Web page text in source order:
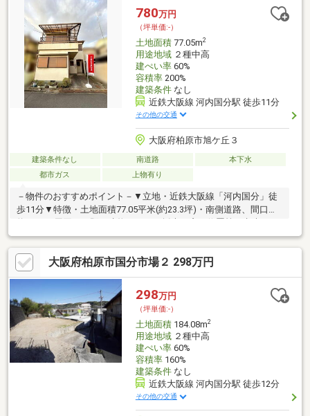
やすい住環境。・イズミヤ 玉手店：徒歩8分・食品館アプロ 道明
寺店：徒歩9分・ライフ 国分店：徒歩10分・柏原市立玉手小学
校：徒歩6分・柏原市立玉手中学校：徒歩5分
780万円
（坪単価:-）
土地面積77.05m2
用途地域２種中高
建ぺい率60%
容積率200%
建築条件なし
近鉄大阪線 河内国分駅 徒歩11分
その他の交通
大阪府柏原市旭ケ丘３
建築条件なし 南道路
本下水
都市ガス
上物有り
－物件のおすすめポイント－▼立地・近鉄大阪線「河内国分」徒
歩11分▼特徴・土地面積77.05平米(約23.3坪)・南側道路、間口は
プランニングが可能・建築条件付宅地販売ではないため、お好き
な建築会社を選択可能・現況古家有、詳細はお問い合わせくださ
い・都市ガス対応エリア▼周辺環境・ローソン柏原旭ヶ丘3丁目店
徒歩7分(約550m)※容積率は前面道路幅員により160％に制限され
ます■ ご希望の住まい探しをお手伝いします ━━━━━・・・物
件の詳細・ご相談はお気軽にお問い合わせください。
大阪府柏原市国分市場２ 298万円
298万円
（坪単価:-）
土地面積184.08m2
用途地域２種中高
建ぺい率60%
容積率160%
建築条件なし
近鉄大阪線 河内国分駅 徒歩12分
その他の交通